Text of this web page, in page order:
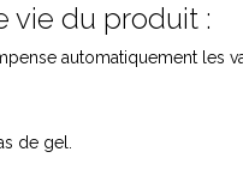
vie du produit :
automatiquement les
de gel.